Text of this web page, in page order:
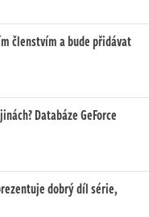
členstvím a bude přidávat
Databáze GeForce
dobrý díl série,